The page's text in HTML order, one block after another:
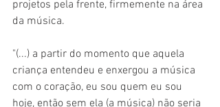
projetos pela frente, firmemente na área
da música.
"(...) a partir do momento que aquela
criança entendeu e enxergou a música
com o coração, eu sou quem eu sou
hoje, então sem ela (a música) não seria